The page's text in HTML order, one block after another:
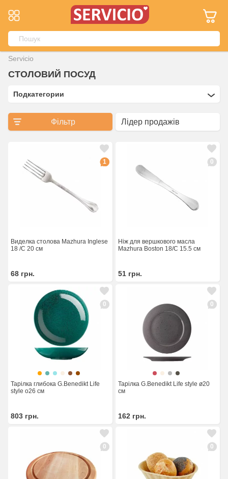
Servicio
СТОЛОВИЙ ПОСУД
Подкатегории
Фільтр
1
Виделка столова Mazhura Inglese
18 /C 20 см
68 грн.
0
Ніж для вершкового масла
Mazhura Boston 18/C 15.5 см
51 грн.
0
Тарілка глибока G.Benedikt Life
style o26 см
803 грн.
0
Тарілка G.Benedikt Life style ø20
см
162 грн.
0 0